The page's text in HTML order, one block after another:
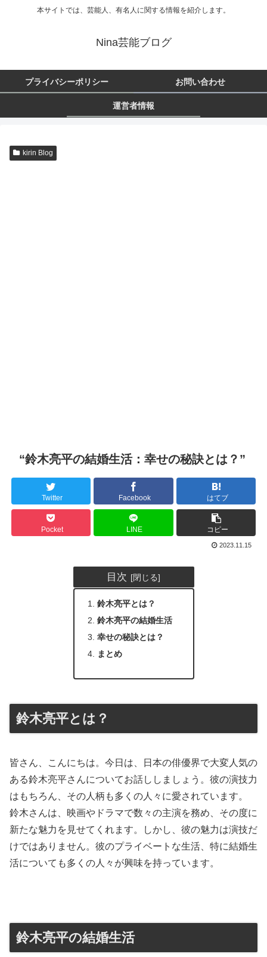
本サイトでは、芸能人、有名人に関する情報を紹介します。
Nina芸能ブログ
プライバシーポリシー お問い合わせ
運営者情報
kirin Blog
“鈴木亮平の結婚生活：幸せの秘訣とは？”
Twitter Facebook はてブ
Pocket LINE コピー
2023.11.15
目次
鈴木亮平とは？
鈴木亮平の結婚生活
幸せの秘訣とは？
まとめ
鈴木亮平とは？
皆さん、こんにちは。今日は、日本の俳優界で大変人気の
ある鈴木亮平さんについてお話ししましょう。彼の演技力
はもちろん、その人柄も多くの人々に愛されています。
鈴木さんは、映画やドラマで数々の主演を務め、その度に
新たな魅力を見せてくれます。しかし、彼の魅力は演技だ
けではありません。彼のプライベートな生活、特に結婚生
活についても多くの人々が興味を持っています。
鈴木亮平の結婚生活